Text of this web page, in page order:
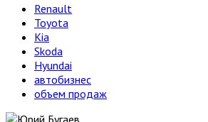
Renault
Toyota
Kia
Skoda
Hyundai
автобизнес
объем продаж